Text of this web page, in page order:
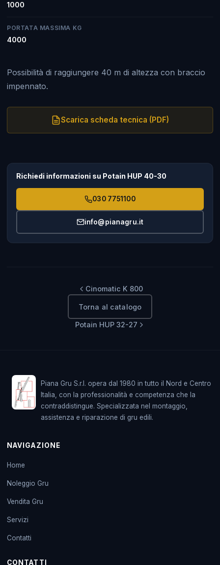
1000
PORTATA MASSIMA KG
4000
Possibilità di raggiungere 40 m di altezza con braccio
impennato.
Scarica scheda tecnica (PDF)
Richiedi informazioni su Potain HUP 40-30
030 7751100
info@pianagru.it
Cinomatic K 800
Torna al catalogo
Potain HUP 32-27
Piana Gru S.r.l. opera dal 1980 in tutto il Nord e Centro
Italia, con la professionalità e competenza che la
contraddistingue. Specializzata nel montaggio,
assistenza e riparazione di gru edili.
NAVIGAZIONE
Home
Noleggio Gru
Vendita Gru
Servizi
Contatti
CONTATTI